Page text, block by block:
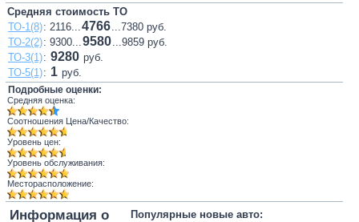
Средняя стоимость ТО
ТО-1(8): 2116...4766...7380 руб.
ТО-2(2): 9300...9580...9859 руб.
ТО-3(1): 9280 руб.
ТО-5(1): 1 руб.
Подробные оценки:
Средняя оценка:
Соотношения Цена/Качество:
Уровень цен:
Уровень обслуживания:
Месторасположение:
Популярные новые авто:
Информация о